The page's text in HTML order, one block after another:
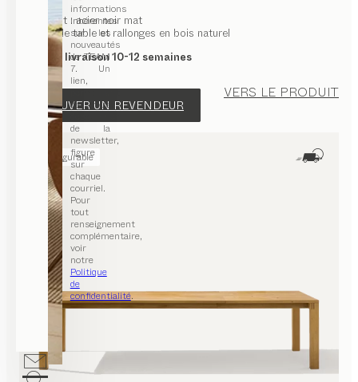
informations
inhérentes
sur les
nouveautés
de TEAM
7. Un
lien,
permettant
de vous
de la
newsletter,
figure
sur
chaque
courriel.
Pour
tout
renseignement
complémentaire,
voir
notre
Politique
de
confidentialité.
piétement : acier noir mat
plateau de table et rallonges en bois naturel
Délai de livraison 10-12 semaines
TROUVER UN REVENDEUR
VERS LE PRODUIT
configurable